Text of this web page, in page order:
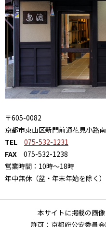
5. 個人情報に関するお問
お客様の個人情報の開示・
お問い合せフォーム
〒605-0082
京都市東山区新門前通花見小路
TEL
075-532-1231
FAX075-532-1238
営業時間：10時～18時
年中無休（盆・年末年始を除く）
本サイトに掲載の画像
許可：京都府公安委員